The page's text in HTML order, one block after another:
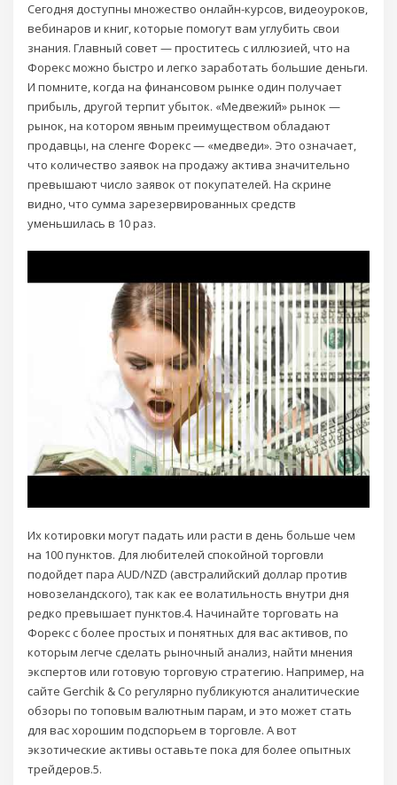
Сегодня доступны множество онлайн-курсов, видеоуроков,
вебинаров и книг, которые помогут вам углубить свои
знания. Главный совет — проститесь с иллюзией, что на
Форекс можно быстро и легко заработать большие деньги.
И помните, когда на финансовом рынке один получает
прибыль, другой терпит убыток. «‎Медвежий» рынок —
рынок‎, на котором явным преимуществом обладают
продавцы, на сленге Форекс — «медведи‎». ‎Это означает,
что количество заявок на продажу актива значительно
превышают число заявок от покупателей. На скрине
видно, что сумма зарезервированных средств
уменьшилась в 10 раз.
Их котировки могут падать или расти в день больше чем
на 100 пунктов. Для любителей спокойной торговли
подойдет пара AUD/NZD (австралийский доллар против
новозеландского), так как ее волатильность внутри дня
редко превышает пунктов.4. Начинайте торговать на
Форекс с более простых и понятных для вас активов, по
которым легче сделать рыночный анализ, найти мнения
экспертов или готовую торговую стратегию. Например, на
сайте Gerchik & Co регулярно публикуются аналитические
обзоры по топовым валютным парам, и это может стать
для вас хорошим подспорьем в торговле. А вот
экзотические активы оставьте пока для более опытных
трейдеров.5.